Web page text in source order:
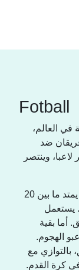
Fotball
في العالم،
ضد
وينتصر
تتضمن مقابلة كرة القدم شوطين، كل شوط يمتد ما بين 20
يستعمل
أما بقية
الهجوم.
بالتوازي مع
في كرة القدم.